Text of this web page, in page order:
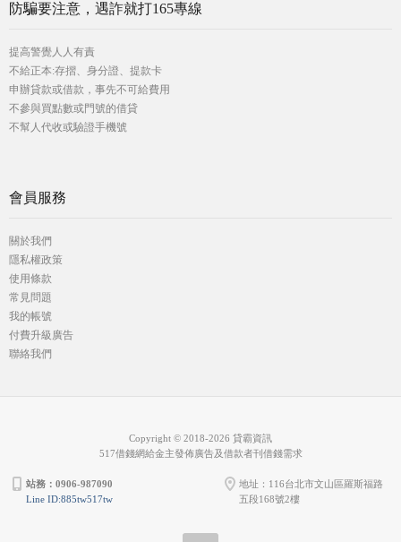
防騙要注意，遇詐就打165專線
提高警覺人人有責
不給正本:存摺、身分證、提款卡
申辦貸款或借款，事先不可給費用
不參與買點數或門號的借貸
不幫人代收或驗證手機號
會員服務
關於我們
隱私權政策
使用條款
常見問題
我的帳號
付費升級廣告
聯絡我們
Copyright © 2018-2026 貸霸資訊
517借錢網給金主發佈廣告及借款者刊借錢需求
站務：0906-987090
Line ID:885tw517tw
地址：116台北市文山區羅斯福路
五段168號2樓